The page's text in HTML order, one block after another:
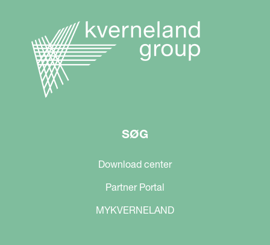
SØG
Download center
Partner Portal
MYKVERNELAND